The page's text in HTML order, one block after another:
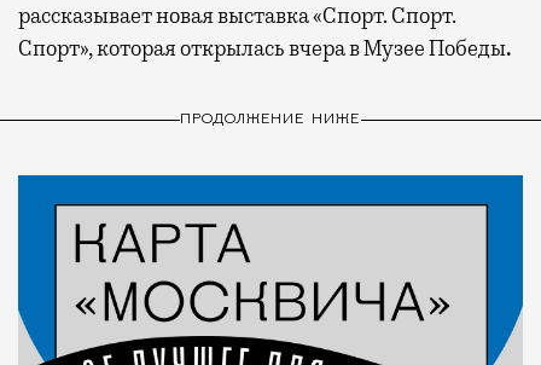
рассказывает новая выставка «Спорт. Спорт.
Спорт», которая открылась вчера в Музее Победы.
ПРОДОЛЖЕНИЕ НИЖЕ